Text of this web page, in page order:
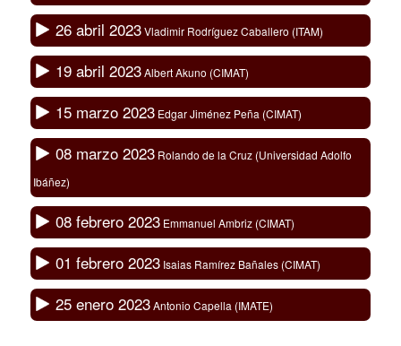
26 abril 2023Vladimir Rodríguez Caballero (ITAM)
19 abril 2023Albert Akuno (CIMAT)
15 marzo 2023Edgar Jiménez Peña (CIMAT)
08 marzo 2023Rolando de la Cruz (Universidad Adolfo
Ibáñez)
08 febrero 2023Emmanuel Ambriz (CIMAT)
01 febrero 2023Isaias Ramírez Bañales (CIMAT)
25 enero 2023Antonio Capella (IMATE)